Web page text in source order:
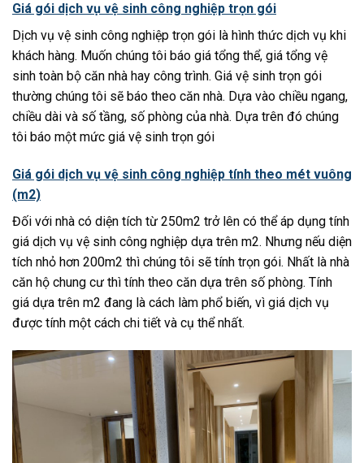
Giá gói dịch vụ vệ sinh công nghiệp trọn gói
Dịch vụ vệ sinh công nghiệp trọn gói là hình thức dịch vụ khi
khách hàng. Muốn chúng tôi báo giá tổng thể, giá tổng vệ
sinh toàn bộ căn nhà hay công trình. Giá vệ sinh trọn gói
thường chúng tôi sẽ báo theo căn nhà. Dựa vào chiều ngang,
chiều dài và số tầng, số phòng của nhà. Dựa trên đó chúng
tôi báo một mức giá vệ sinh trọn gói
Giá gói dịch vụ vệ sinh công nghiệp tính theo mét vuông
(m2)
Đối với nhà có diện tích từ 250m2 trở lên có thể áp dụng tính
giá dịch vụ vệ sinh công nghiệp dựa trên m2. Nhưng nếu diện
tích nhỏ hơn 200m2 thì chúng tôi sẽ tính trọn gói. Nhất là nhà
căn hộ chung cư thì tính theo căn dựa trên số phòng. Tính
giá dựa trên m2 đang là cách làm phổ biến, vì giá dịch vụ
được tính một cách chi tiết và cụ thể nhất.